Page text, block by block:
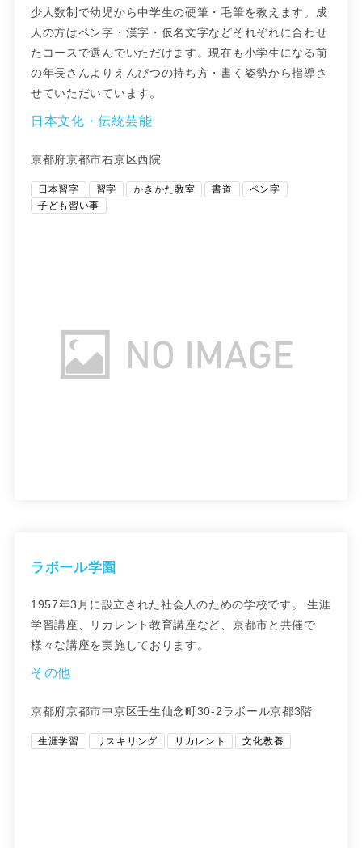
少人数制で幼児から中学生の硬筆・毛筆を教えます。成
人の方はペン字・漢字・仮名文字などそれぞれに合わせ
たコースで選んでいただけます。現在も小学生になる前
の年長さんよりえんぴつの持ち方・書く姿勢から指導さ
せていただいています。
日本文化・伝統芸能
京都府京都市右京区西院
日本習字 習字 かきかた教室 書道
ペン字
子ども習い事
ラボール学園
1957年3月に設立された社会人のための学校です。 生涯
学習講座、リカレント教育講座など、京都市と共催で
様々な講座を実施しております。
その他
京都府京都市中京区壬生仙念町30-2ラボール京都3階
生涯学習 リスキリング リカレント 文化教養